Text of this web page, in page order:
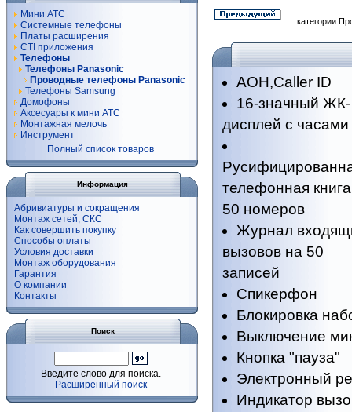
Мини АТС
Системные телефоны
Платы расширения
CTI приложения
Телефоны
Телефоны Panasonic
Проводные телефоны Panasonic
Телефоны Samsung
Домофоны
Аксесуары к мини АТС
Монтажная мелочь
Инструмент
Полный список товаров
Информация
Абривиатуры и сокращения
Монтаж сетей, СКС
Как совершить покупку
Способы оплаты
Условия доставки
Монтаж оборудования
Гарантия
О компании
Контакты
Поиск
Введите слово для поиска.
Расширенный поиск
категории
АОН,Caller ID
16-значный ЖК-
дисплей с часами
телефонная
50 номеров
Журнал
вызовов на 50
записей
Спикерфон
Блокировка
Выключение
Кнопка "пауза"
Электронный
Индикатор